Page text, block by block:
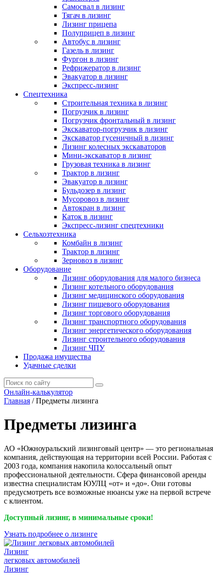
Самосвал в лизинг
Тягач в лизинг
Лизинг прицепа
Полуприцеп в лизинг
Автобус в лизинг
Газель в лизинг
Фургон в лизинг
Рефрижератор в лизинг
Эвакуатор в лизинг
Экспресс-лизинг
Спецтехника
Строительная техника в лизинг
Погрузчик в лизинг
Погрузчик фронтальный в лизинг
Экскаватор-погрузчик в лизинг
Экскаватор гусеничный в лизинг
Лизинг колесных экскаваторов
Мини-экскаватор в лизинг
Грузовая техника в лизинг
Трактор в лизинг
Эвакуатор в лизинг
Бульдозер в лизинг
Мусоровоз в лизинг
Автокран в лизинг
Каток в лизинг
Экспресс-лизинг спецтехники
Сельхозтехника
Комбайн в лизинг
Трактор в лизинг
Зерновоз в лизинг
Оборудование
Лизинг оборудования для малого бизнеса
Лизинг котельного оборудования
Лизинг медицинского оборудования
Лизинг пищевого оборудования
Лизинг торгового оборудования
Лизинг транспортного оборудования
Лизинг энергетического оборудования
Лизинг строительного оборудования
Лизинг ЧПУ
Продажа имущества
Удачные сделки
Онлайн-калькулятор
Главная / Предметы лизинга
Предметы лизинга
АО «Южноуральский лизинговый центр» — это региональная
компания, действующая на территории всей России. Работая с
2003 года, компания накопила колоссальный опыт
профессиональной деятельности. Сфера финансовой аренды
известна специалистам ЮУЛЦ «от» и «до». Они готовы
предусмотреть все возможные нюансы уже на первой встрече
с клиентом.
Доступный лизинг, в минимальные сроки!
Узнать подробнее о лизинге
Лизинг
легковых автомобилей
Лизинг